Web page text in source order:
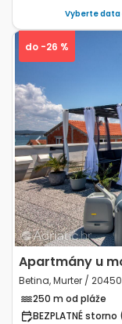
Vyberte data
Previous
do -26 %
Apartmány u
Betina, Murter / 20450
250 m od pláže
BEZPLATNÉ